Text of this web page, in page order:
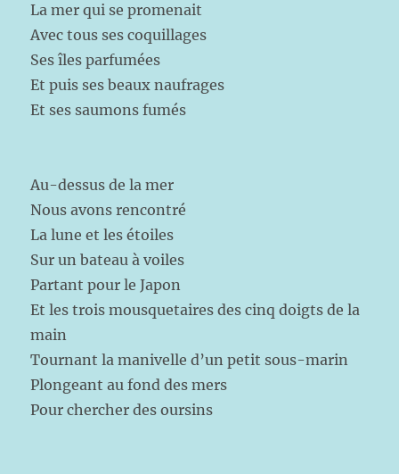
La mer qui se promenait
Avec tous ses coquillages
Ses îles parfumées
Et puis ses beaux naufrages
Et ses saumons fumés
Au-dessus de la mer
Nous avons rencontré
La lune et les étoiles
Sur un bateau à voiles
Partant pour le Japon
Et les trois mousquetaires des cinq doigts de la
main
Tournant la manivelle d’un petit sous-marin
Plongeant au fond des mers
Pour chercher des oursins